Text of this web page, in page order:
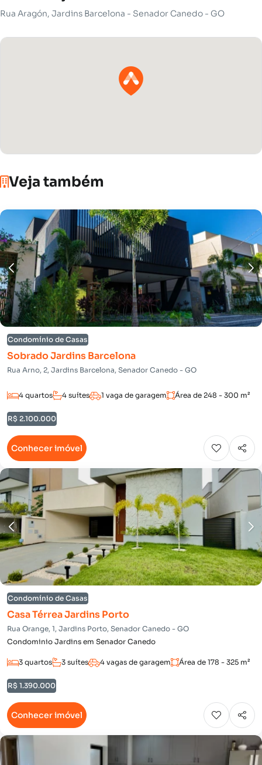
Rua Aragón, Jardins Barcelona - Senador Canedo - GO
Veja também
Condomínio de Casas
Sobrado Jardins Barcelona
Rua Arno, 2, Jardins Barcelona, Senador Canedo - GO
4 quartos 4 suítes 1 vaga de garagem Área de 248 - 300 m²
R$ 2.100.000
Conhecer imóvel
Condomínio de Casas
Casa Térrea Jardins Porto
Rua Orange, 1, Jardins Porto, Senador Canedo - GO
Condominio Jardins em Senador Canedo
3 quartos 3 suítes 4 vagas de garagem Área de 178 - 325 m²
R$ 1.390.000
Conhecer imóvel